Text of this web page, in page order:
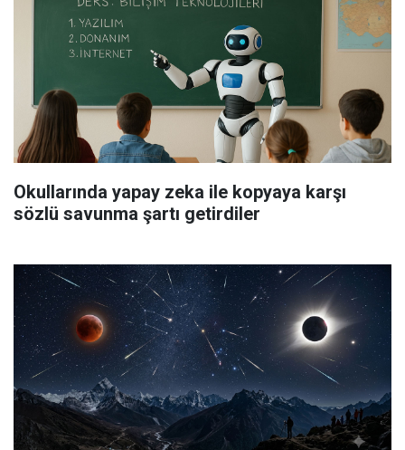
Okullarında yapay zeka ile kopyaya karşı
sözlü savunma şartı getirdiler